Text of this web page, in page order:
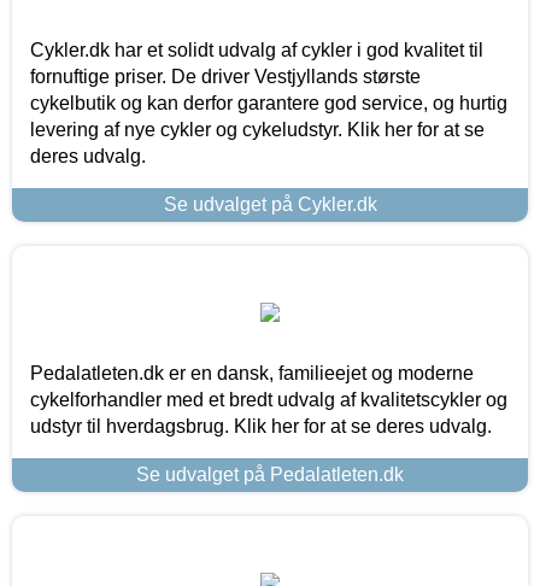
Cykler.dk har et solidt udvalg af cykler i god kvalitet til
fornuftige priser. De driver Vestjyllands største
cykelbutik og kan derfor garantere god service, og hurtig
levering af nye cykler og cykeludstyr. Klik her for at se
deres udvalg.
Se udvalget på Cykler.dk
Pedalatleten.dk er en dansk, familieejet og moderne
cykelforhandler med et bredt udvalg af kvalitetscykler og
udstyr til hverdagsbrug. Klik her for at se deres udvalg.
Se udvalget på Pedalatleten.dk